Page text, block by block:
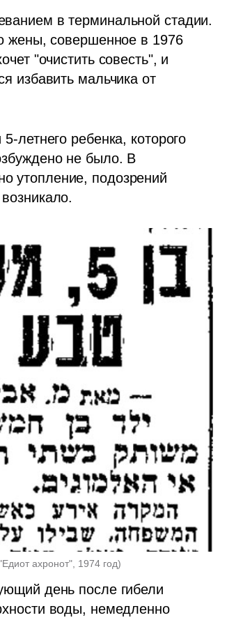
в терминальной стадии.
жены, совершенное в 1976
"очистить совесть", и
избавить мальчика от
летнего ребенка, которого
не было. В
утопление, подозрений
ахронот", 1974 год)
день после гибели
воды, немедленно